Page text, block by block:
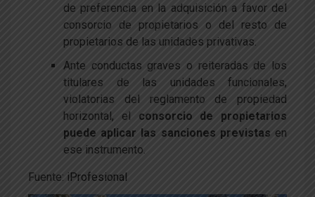
de preferencia en la adquisición a favor del
consorcio de propietarios o del resto de
propietarios de las unidades privativas.
Ante conductas graves o reiteradas de los
titulares de las unidades funcionales,
violatorias del reglamento de propiedad
horizontal, el consorcio de propietarios
puede aplicar las sanciones previstas en
ese instrumento.
Fuente: iProfesional